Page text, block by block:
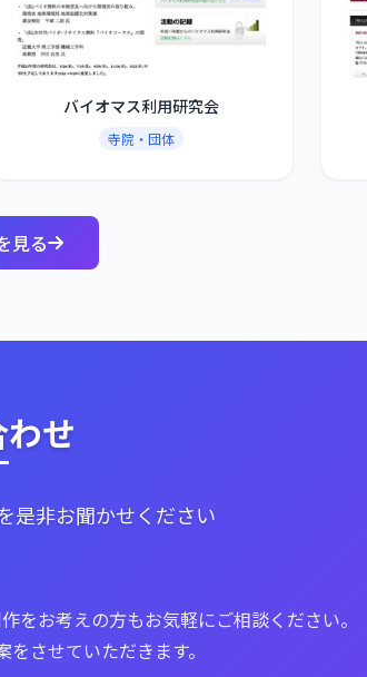
バイオマス利用研究会
寺院・団体
見る
せ
是非お聞かせください
をお考えの方もお気軽にご相談ください。
させていただきます。